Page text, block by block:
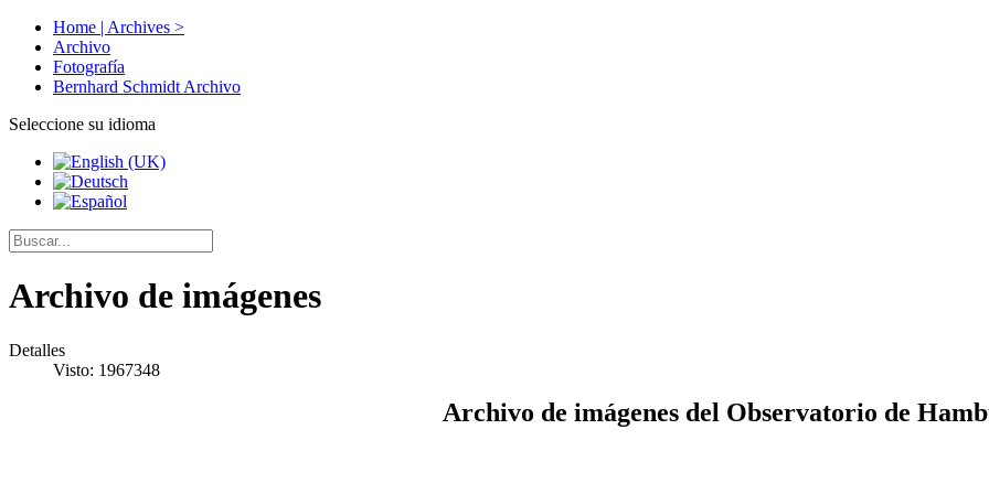
Home | Archives >
Archivo
Fotografía
Bernhard Schmidt Archivo
Seleccione su idioma
Archivo de imágenes
Detalles
Visto: 1967348
Archivo de imágenes del Observatorio de